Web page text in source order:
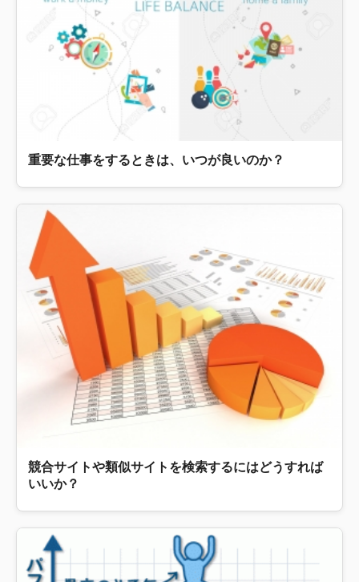
重要な仕事をするときは、いつが良いのか？
競合サイトや類似サイトを検索するにはどうすれば
いいか？